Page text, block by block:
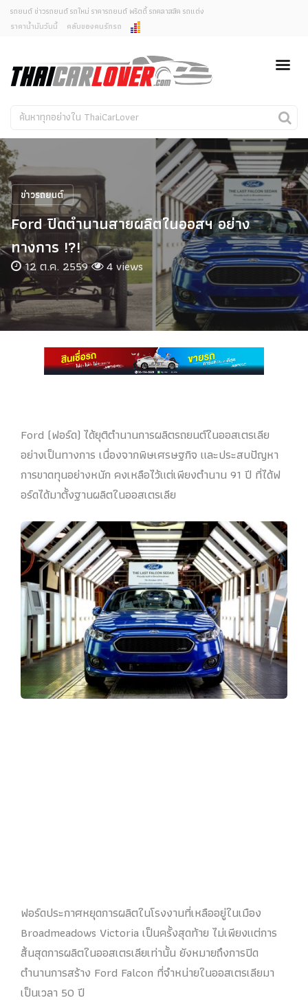
ยกเลิกการแจ้งเตือน
คุณต้องการยกเลิกการแจ้งเตือนข่าวสารเมื่อมีการอัพเดต
ใช่หรือไม่?
ไม่
รถยนต์ ข่าวรถยนต์ รถใหม่ ราคารถยนต์ พริตตี้ รถคลาสสิค รถแต่ง
ราคาน้ำมันวันนี้
คลับของคนรักรถ
รถใหม่
คนรักรถ
รถแต่ง
พริตตี้
งานแสดงรถ
Car In The Movie
สเปคราคา รถยนต์
ข่าวรถยนต์
Ford ปิดตำนานสายผลิตในออสฯ อย่าง
ทางการ !?!
12 ต.ค. 2559 4 views
Ford (ฟอร์ด) ได้ยุติตำนานการผลิตรถยนต์ในออสเตรเลีย
อย่างเป็นทางการ เนื่องจากพิษเศรษฐกิจ และประสบปัญหา
การขาดทุนอย่างหนัก คงเหลือไว้แต่เพียงตำนาน 91 ปี ที่ได้ฟ
อร์ดได้มาตั้งฐานผลิตในออสเตรเลีย
ฟอร์ดประกาศหยุดการผลิตในโรงงานที่เหลืออยู่ในเมือง
Broadmeadows Victoria เป็นครั้งสุดท้าย ไม่เพียงแต่การ
สิ้นสุดการผลิตในออสเตรเลียเท่านั้น ยังหมายถึงการปิด
ตำนานการสร้าง Ford Falcon ที่จำหน่ายในออสเตรเลียมา
เป็นเวลา 50 ปี